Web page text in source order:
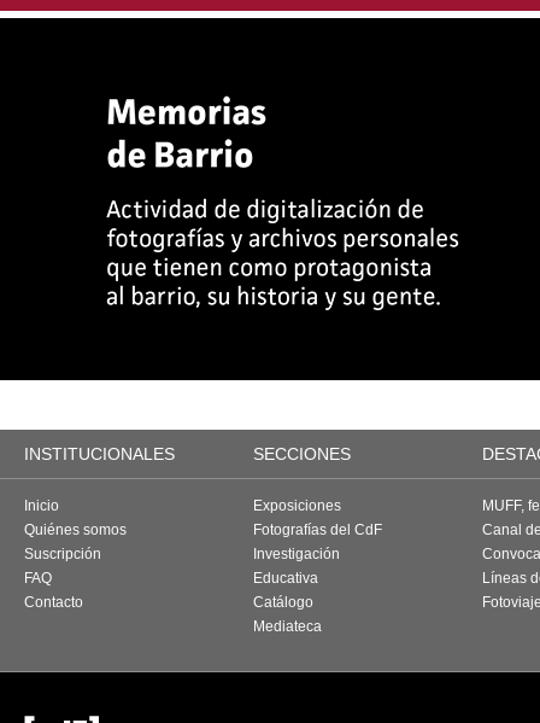
INSTITUCIONALES SECCIONES
Inicio
Quiénes somos
Suscripción
FAQ
Contacto
Exposiciones
Fotografías del CdF
Investigación
Educativa
Catálogo
Mediateca
MUFF,
Canal
Líneas